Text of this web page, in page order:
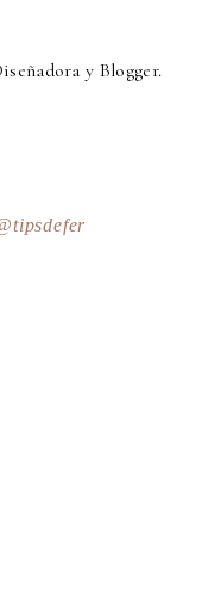
y Blogger.